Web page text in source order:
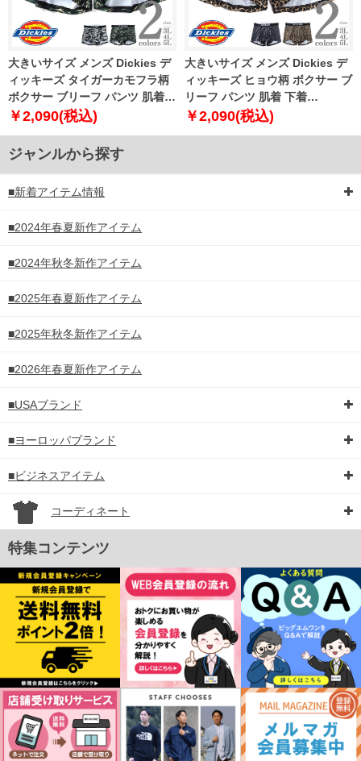
大きいサイズ メンズ Dickies デ
ィッキーズ タイガーカモフラ柄
ボクサー ブリーフ パンツ 肌着
下着 80533100
￥2,090(税込)
大きいサイズ メンズ Dickies デ
ィッキーズ ヒョウ柄 ボクサー ブ
リーフ パンツ 肌着 下着
80533200
￥2,090(税込)
ジャンルから探す
■新着アイテム情報
■2024年春夏新作アイテム
■2024年秋冬新作アイテム
■2025年春夏新作アイテム
■2025年秋冬新作アイテム
■2026年春夏新作アイテム
■USAブランド
■ヨーロッパブランド
■ビジネスアイテム
コーディネート
特集コンテンツ